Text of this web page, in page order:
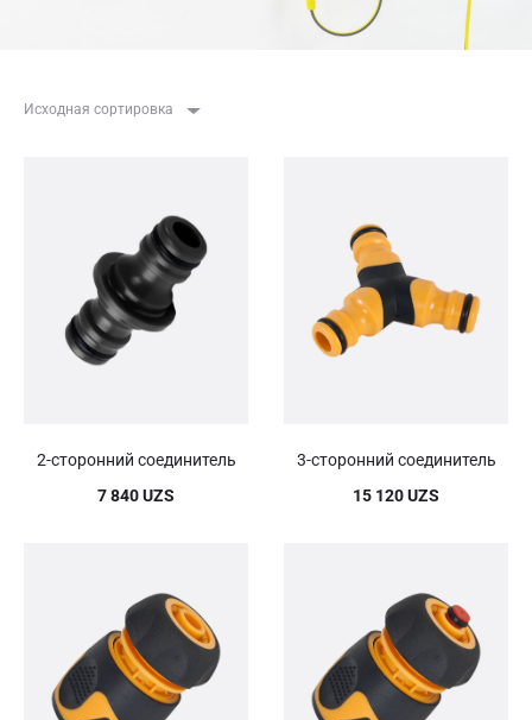
Исходная сортировка
2-сторонний соединитель
7 840UZS
3-сторонний соединитель
15 120UZS